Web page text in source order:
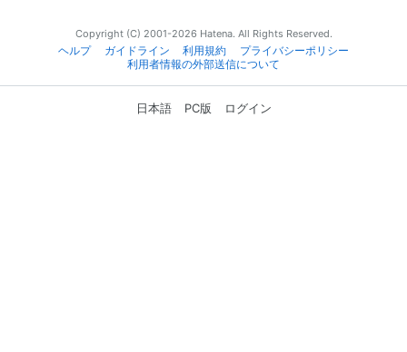
Copyright (C) 2001-2026 Hatena. All Rights Reserved.
ヘルプ
ガイドライン 利用規約
プライバシーポリシー
利用者情報の外部送信について
日本語 PC版 ログイン